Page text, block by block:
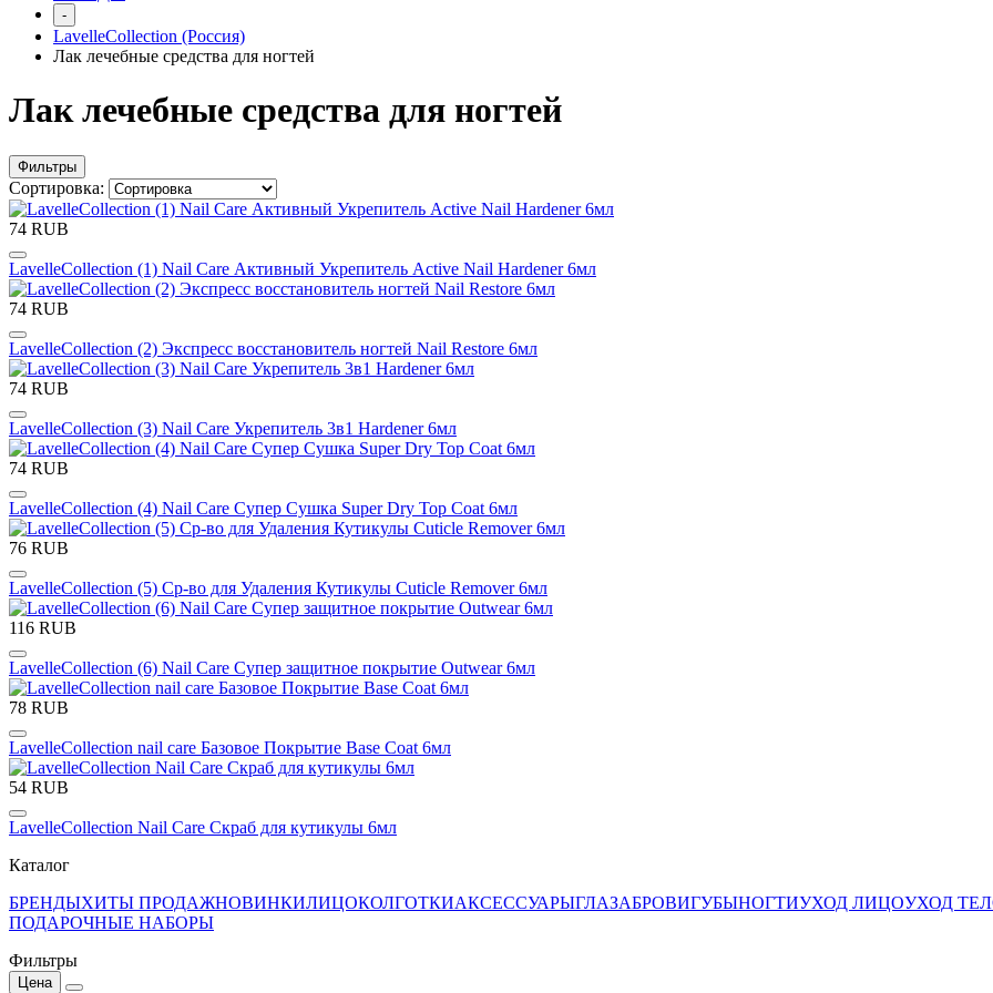
-
LavelleCollection (Россия)
Лак лечебные средства для ногтей
Лак лечебные средства для ногтей
Фильтры
Сортировка:
74 RUB
LavelleCollection (1) Nail Care Активный Укрепитель Active Nail Hardener 6мл
74 RUB
LavelleCollection (2) Экспресс восстановитель ногтей Nail Restore 6мл
74 RUB
LavelleCollection (3) Nail Care Укрепитель 3в1 Hardener 6мл
74 RUB
LavelleCollection (4) Nail Care Супер Сушка Super Dry Top Coat 6мл
76 RUB
LavelleCollection (5) Ср-во для Удаления Кутикулы Cuticle Remover 6мл
116 RUB
LavelleCollection (6) Nail Care Супер защитное покрытие Outwear 6мл
78 RUB
LavelleCollection nail care Базовое Покрытие Base Coat 6мл
54 RUB
LavelleCollection Nail Care Скраб для кутикулы 6мл
Каталог
БРЕНДЫХИТЫ ПРОДАЖНОВИНКИЛИЦОКОЛГОТКИАКСЕССУАРЫГЛАЗАБРОВИГУБЫНОГТИУХОД ЛИЦОУХОД
ПОДАРОЧНЫЕ НАБОРЫ
Фильтры
Цена